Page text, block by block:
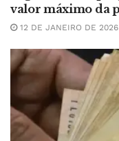
valor máximo da
12 DE JANEIRO DE 2026